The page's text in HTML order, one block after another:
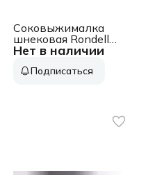
Нет в наличии
Соковыжималка
шнековая Rondell
RDE-1503 150Вт
графит
Подписаться